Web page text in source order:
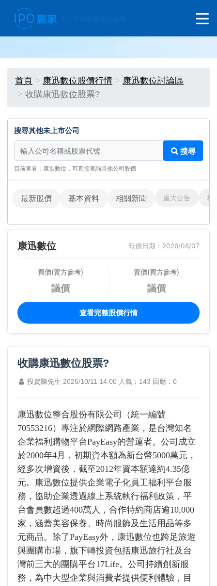
首頁 康迅數位股價行情
康迅數位討論區
收購康迅數位股票?
搜尋其他未上市公司
搜尋其他未上市公司
搜尋
目前查看：康迅數位，可直接查詢其他公司股價
最新股價 基本資料 相關新聞 重大公告 相
康迅數位 報價日期：2026/08/07
買價(賣方參考)
議價
賣價(買方參考)
議價
查看完整股價行情
收購康迅數位股票?
投資陳先生 2025/10/11 14:00 人氣：143 回應：0
康迅數位整合股份有限公司（統一編號
70553216）專注於網際網路產業，是台灣知名
企業福利購物平台PayEasy的營運者。公司成立
於2000年4月，初期資本額為新台幣5000萬元，
經多次增資後，截至2012年資本額達約4.35億
元。康迅數位提供企業電子化員工福利平台服
務，協助企業透過線上系統執行福利政策，平
台會員數超過400萬人，合作特約商店逾10,000
家，涵蓋美容保養、時尚服飾及生活用品等多
元商品。除了PayEasy外，康迅數位也跨足旅遊
與團購市場，旗下轉投資包括康迅旅行社及台
灣前三大的團購平台17Life。公司持續創新服
務，為中大型企業與消費者提供便利體驗，目